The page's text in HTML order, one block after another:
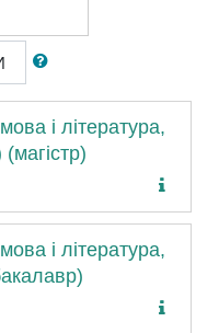
і література,
і література,